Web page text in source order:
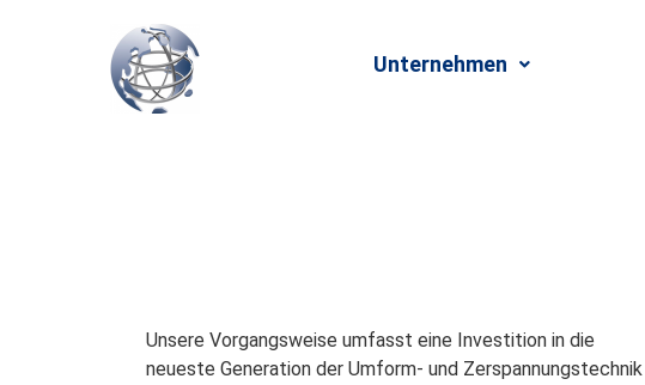
Unternehmen
Unsere Vorgangsweise umfasst eine Investition in die
neueste Generation der Umform- und Zerspannungstechnik